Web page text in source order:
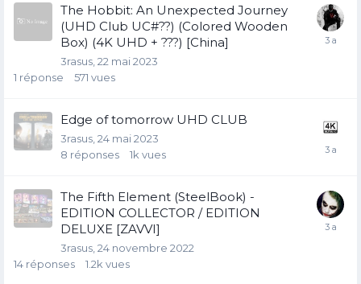
The Hobbit: An Unexpected Journey
(UHD Club UC#??) (Colored Wooden
Box) (4K UHD + ???) [China]
3rasus 22 mai 2023
1 réponse 571 vues
Edge of tomorrow UHD CLUB
3rasus 24 mai 2023
8 réponses 1k vues
The Fifth Element (SteelBook) -
EDITION COLLECTOR / EDITION
DELUXE [ZAVVI]
3rasus 24 novembre 2022
14 réponses 1.2k vues